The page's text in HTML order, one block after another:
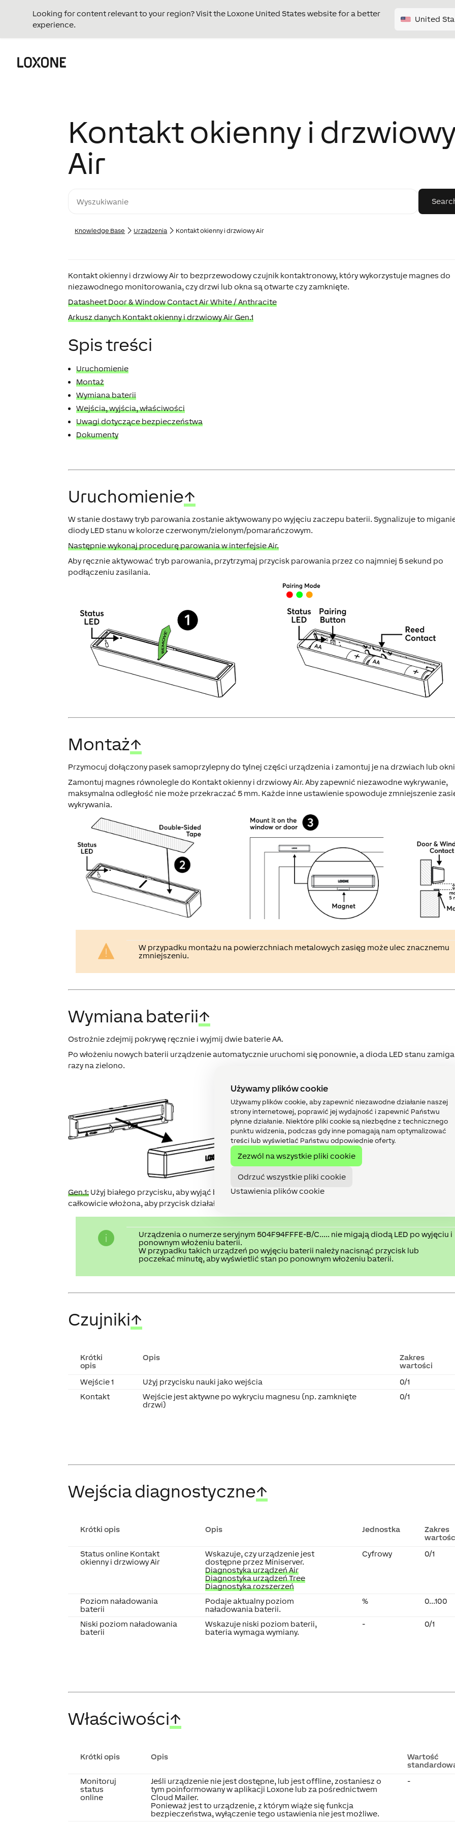
Używamy plików cookie
Używamy plików cookie, aby zapewnić niezawodne działanie naszej
strony internetowej, poprawić jej wydajność i zapewnić Państwu
płynne działanie. Niektóre pliki cookie są niezbędne z technicznego
punktu widzenia, podczas gdy inne pomagają nam optymalizować
treści lub wyświetlać Państwu odpowiednie oferty.
Zezwól na wszystkie pliki cookie
Odrzuć wszystkie pliki cookie
Ustawienia plików cookie
Looking for content relevant to your region? Visit the Loxone United States website for a better
experience.
United
Kontakt okienny i
Air
Knowledge Base Urządzenia Kontakt okienny i drzwiowy Air
Kontakt okienny i drzwiowy Air to bezprzewodowy czujnik kontaktronowy, który wykorzystuje magnes do
niezawodnego monitorowania, czy drzwi lub okna są otwarte czy zamknięte.
Datasheet Door & Window Contact Air White /Anthracite
Arkusz danych Kontakt okienny i drzwiowy Air Gen.1
Spis treści
Uruchomienie
Montaż
Wymiana baterii
Wejścia, wyjścia, właściwości
Uwagi dotyczące bezpieczeństwa
Dokumenty
Uruchomienie↑
W stanie dostawy tryb parowania zostanie aktywowany po wyjęciu zaczepu baterii. Sygnalizuje to
diody LED stanu w kolorze czerwonym/zielonym/pomarańczowym.
Następnie wykonaj procedurę parowania w interfejsie Air.
Aby ręcznie aktywować tryb parowania, przytrzymaj przycisk parowania przez co najmniej 5 sekund po
podłączeniu zasilania.
Montaż↑
Przymocuj dołączony pasek samoprzylepny do tylnej części urządzenia i zamontuj je na drzwiach lub
Zamontuj magnes równolegle do Kontakt okienny i drzwiowy Air. Aby zapewnić niezawodne wykrywanie,
maksymalna odległość nie może przekraczać 5 mm. Każde inne ustawienie spowoduje zmniejszenie
wykrywania.
W przypadku montażu na powierzchniach metalowych zasięg może ulec znacznemu
zmniejszeniu.
Wymiana baterii↑
Ostrożnie zdejmij pokrywę ręcznie i wyjmij dwie baterie AA.
Po włożeniu nowych baterii urządzenie automatycznie uruchomi się ponownie, a dioda LED stanu
razy na zielono.
Gen.1: Użyj białego przycisku, aby wyjąć baterię. Włóż nową baterię litową CR2032 i upewnij się, że jest
całkowicie włożona, aby przycisk działał prawidłowo.
Urządzenia o numerze seryjnym 504F94FFFE-B/C..... nie migają diodą LED po wyjęciu i
ponownym włożeniu baterii.
W przypadku takich urządzeń po wyjęciu baterii należy nacisnąć przycisk lub
poczekać minutę, aby wyświetlić stan po ponownym włożeniu baterii.
Czujniki↑
Krótki
opis
Opis
Zakres
wartości
Wejście 1
Użyj przycisku nauki jako wejścia
0/1
Kontakt
Wejście jest aktywne po wykryciu magnesu (np. zamknięte
drzwi)
0/1
Wejścia diagnostyczne↑
Krótki opis Opis Jednostka
Zakres
Status online Kontakt
okienny i drzwiowy Air
Wskazuje, czy urządzenie jest
dostępne przez Miniserver.
Diagnostyka urządzeń Air
Diagnostyka urządzeń Tree
Diagnostyka rozszerzeń
Cyfrowy 0/1
Poziom naładowania
baterii
Podaje aktualny poziom
naładowania baterii.
% 0...100
Niski poziom naładowania
baterii
Wskazuje niski poziom baterii,
bateria wymaga wymiany.
- 0/1
Właściwości↑
Krótki opis Opis
Wartość
Monitoruj
status
online
Jeśli urządzenie nie jest dostępne, lub jest offline, zostaniesz o
tym poinformowany w aplikacji Loxone lub za pośrednictwem
Cloud Mailer.
Ponieważ jest to urządzenie, z którym wiąże się funkcja
bezpieczeństwa, wyłączenie tego ustawienia nie jest możliwe.
-